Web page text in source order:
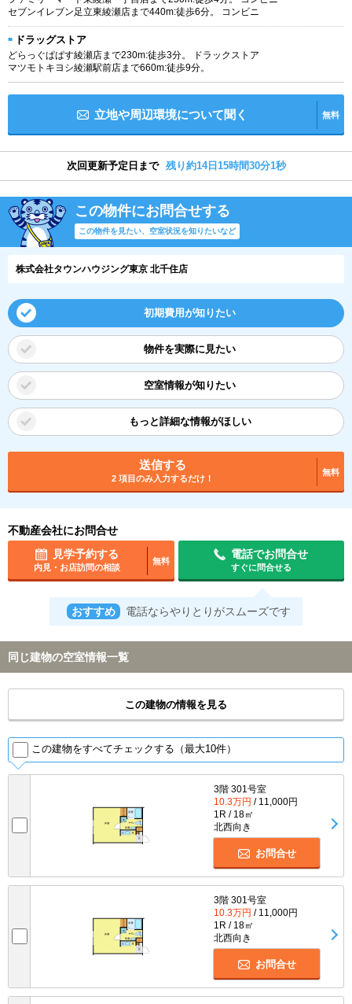
セブンイレブン足立東綾瀬店まで440m:徒歩6分。 コンビニ
ドラッグストア
どらっぐぱぱす綾瀬店まで230m:徒歩3分。 ドラックストア
マツモトキヨシ綾瀬駅前店まで660m:徒歩9分。
立地や周辺環境について聞く 無料
次回更新予定日まで 残り約14日15時間30分0秒
この物件にお問合せする
この物件を見たい、空室状況を知りたいなど
株式会社タウンハウジング東京 北千住店
初期費用が知りたい
物件を実際に見たい
空室情報が知りたい
もっと詳細な情報がほしい
送信する
2 項目のみ入力するだけ！
無料
不動産会社にお問合せ
見学予約する
内見・お店訪問の相談
無料
電話でお問合せ
すぐに問合せる
おすすめ 電話ならやりとりがスムーズです
同じ建物の空室情報一覧
この建物の情報を見る
この建物をすべてチェックする（最大10件）
3階 301号室
10.3万円 / 11,000円
1R / 18㎡
北西向き
お問合せ
3階 301号室
10.3万円 / 11,000円
1R / 18㎡
北西向き
お問合せ